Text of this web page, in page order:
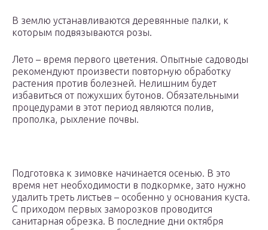
В землю устанавливаются деревянные палки, к
которым подвязываются розы.
Лето – время первого цветения. Опытные садоводы
рекомендуют произвести повторную обработку
растения против болезней. Нелишним будет
избавиться от пожухших бутонов. Обязательными
процедурами в этот период являются полив,
прополка, рыхление почвы.
Подготовка к зимовке начинается осенью. В это
время нет необходимости в подкормке, зато нужно
удалить треть листьев – особенно у основания куста.
С приходом первых заморозков проводится
санитарная обрезка. В последние дни октября